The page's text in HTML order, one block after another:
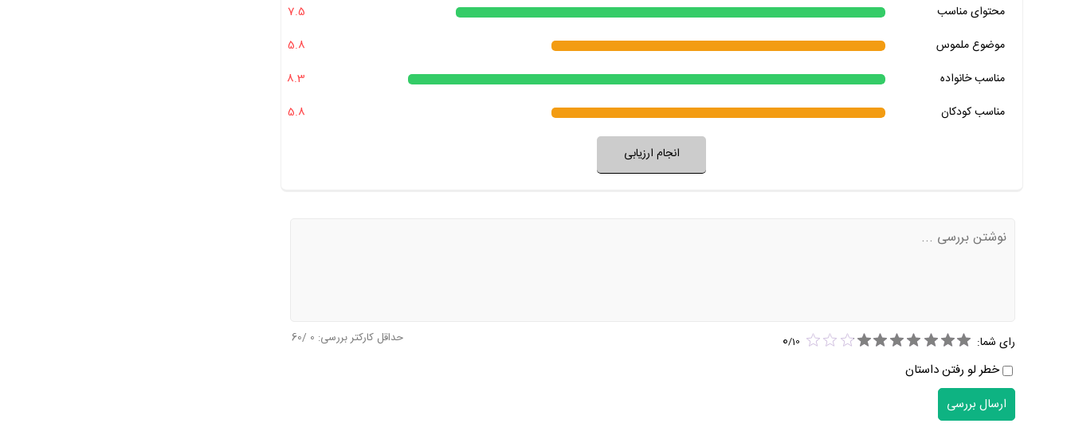
مسائل مطرح در سریال جزو دغدغه‌های شما نیز هست؟ خیر تقریبا بله
خیر تقریبا بله
فضای سریال مناسب کودکان است؟ خیر بله
نظر خود را ثبت کنید
محتوای مناسب
7.5
موضوع ملموس
5.8
مناسب خانواده‌
8.3
مناسب کودکان
5.8
انجام ارزیابی
رای شما: 0/10
خطر لو رفتن داستان
حداقل کارکتر بررسی: 0
/60
ارسال بررسی